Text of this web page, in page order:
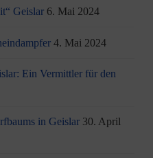
Geislar 6. Mai 2024
4. Mai 2024
Ein Vermittler für den
in Geislar 30. April